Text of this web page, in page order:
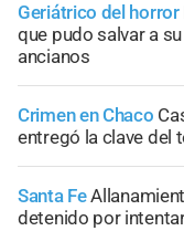
Geriátrico del horror
que pudo salvar a
ancianos
Crimen en Chaco
entregó la clave del
Santa Fe
detenido por